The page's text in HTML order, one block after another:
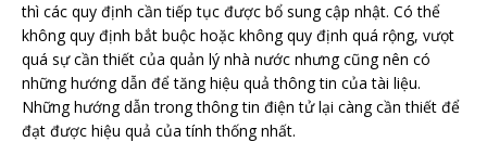
thì các quy định cần tiếp tục được bổ sung cập nhật. Có thể
không quy định bắt buộc hoặc không quy định quá rộng, vưọt
quá sự cần thiết của quản lý nhà nước nhưng cũng nên có
những hướng dẫn để tăng hiệu quả thông tin của tài liệu.
Những hướng dẫn trong thông tin điện tử lại càng cần thiết để
đạt được hiệu quả của tính thống nhất.